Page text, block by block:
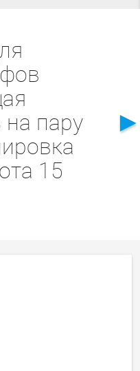
на пару
15